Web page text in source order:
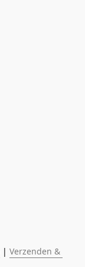
| Verzenden &